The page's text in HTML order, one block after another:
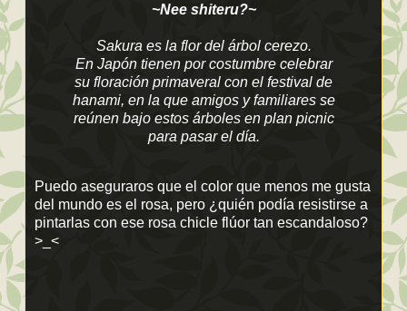
~Nee shiteru?~
Sakura es la flor del árbol cerezo.
En Japón tienen por costumbre celebrar
su floración primaveral con el festival de
hanami, en la que amigos y familiares se
reúnen bajo estos árboles en plan picnic
para pasar el día.
Puedo aseguraros que el color que menos me gusta
del mundo es el rosa, pero ¿quién podía resistirse a
pintarlas con ese rosa chicle flúor tan escandaloso?
>_<